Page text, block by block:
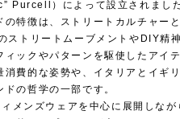
Purcell）によって設立されました
の特徴は、ストリートカルチャー
ストリートムーブメントやDIY精
ィックやパターンを駆使したアイ
消費的な姿勢や、イタリアとイギ
ドの哲学の一部です。
メンズウェアを中心に展開しなが